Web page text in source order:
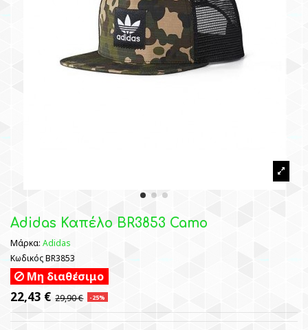
Adidas Καπέλο BR3853 Camo
Μάρκα: Adidas
ΚωδικόςBR3853
Μη διαθέσιμο
22,43 € 29,90 € -25%